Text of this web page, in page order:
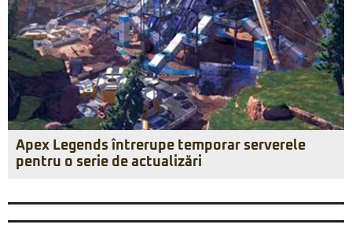
Apex Legends întrerupe temporar serverele
pentru o serie de actualizări